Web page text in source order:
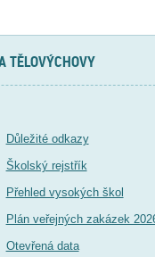
TĚLOVÝCHOVY
Důležité odkazy
Školský rejstřík
Přehled vysokých škol
Plán veřejných zakázek
Otevřená data